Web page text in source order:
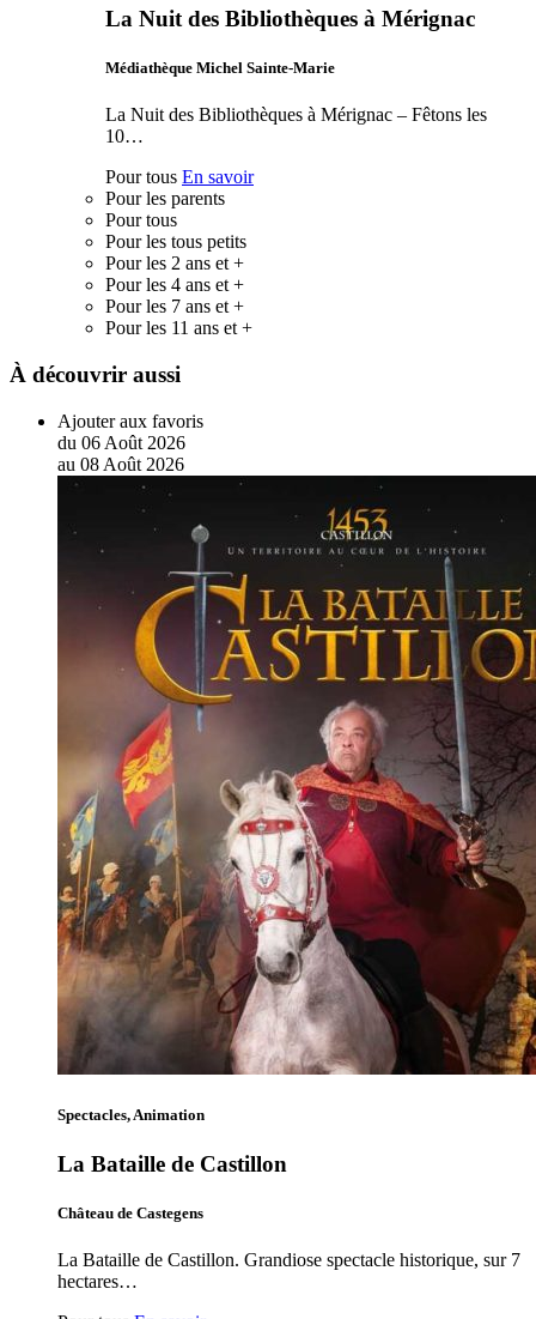
La Nuit des Bibliothèques à Mérignac
Médiathèque Michel Sainte-Marie
La Nuit des Bibliothèques à Mérignac – Fêtons les
10…
Pour tous En savoir
Pour les parents
Pour tous
Pour les tous petits
Pour les 2 ans et +
Pour les 4 ans et +
Pour les 7 ans et +
Pour les 11 ans et +
À découvrir aussi
Ajouter aux favoris
du 06 Août 2026
au 08 Août 2026
Spectacles, Animation
La Bataille de Castillon
Château de Castegens
La Bataille de Castillon. Grandiose spectacle historique, sur 7
hectares…